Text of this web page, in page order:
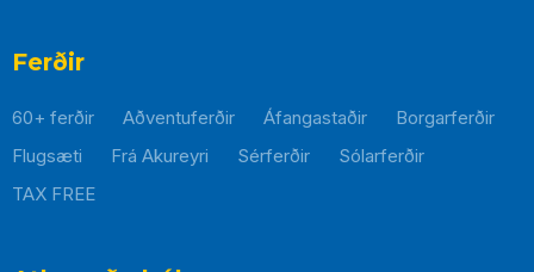
í
nýjum
Ferðir
60+ ferðir Aðventuferðir Áfangastaðir
Borgarferðir
Flugsæti
Frá Akureyri Sérferðir
Sólarferðir
TAX FREE